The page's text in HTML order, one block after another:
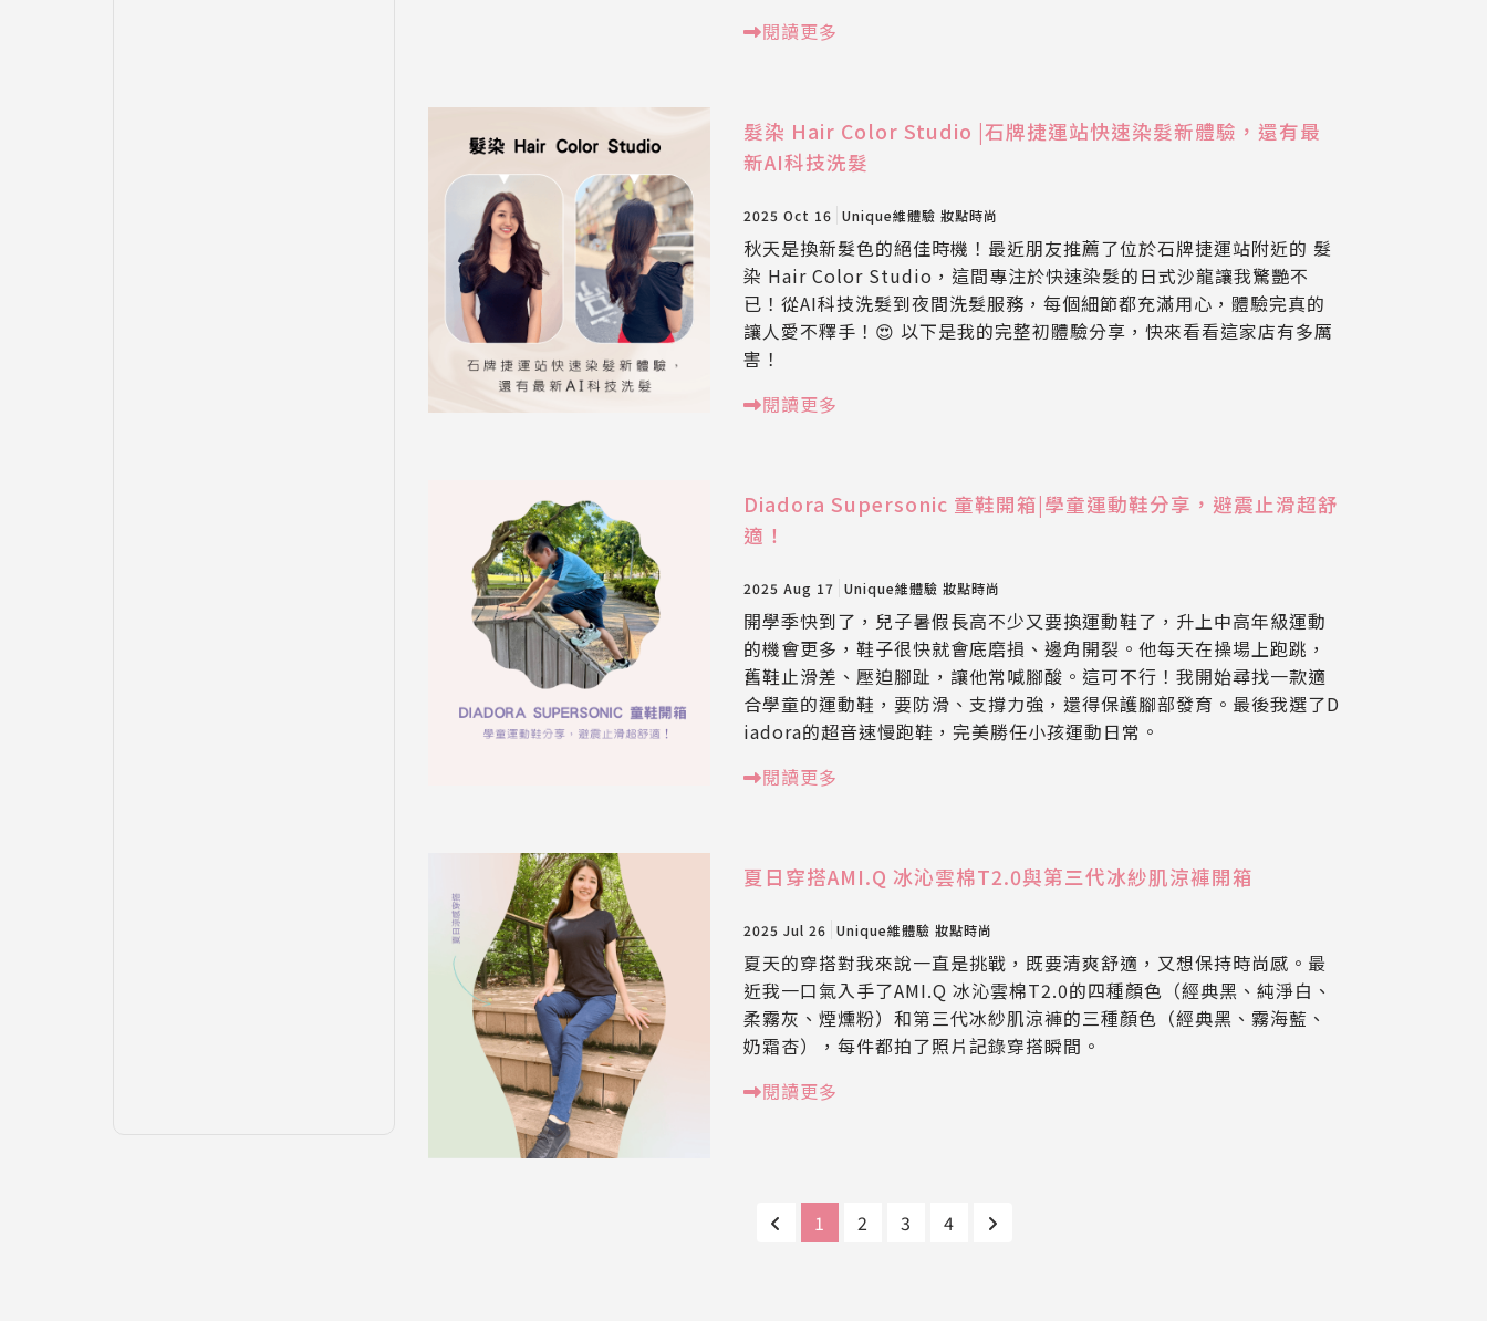
閱讀更多
髮染 Hair Color Studio |石牌捷運站快速染髮新體驗，還有最
新AI科技洗髮
2025 Oct 16 Unique維體驗 妝點時尚
秋天是換新髮色的絕佳時機！最近朋友推薦了位於石牌捷運站附近的 髮
染 Hair Color Studio，這間專注於快速染髮的日式沙龍讓我驚艷不
已！從AI科技洗髮到夜間洗髮服務，每個細節都充滿用心，體驗完真的
讓人愛不釋手！😍 以下是我的完整初體驗分享，快來看看這家店有多厲
害！
閱讀更多
Diadora Supersonic 童鞋開箱|學童運動鞋分享，避震止滑超舒
適！
2025 Aug 17 Unique維體驗 妝點時尚
開學季快到了，兒子暑假長高不少又要換運動鞋了，升上中高年級運動
的機會更多，鞋子很快就會底磨損、邊角開裂。他每天在操場上跑跳，
舊鞋止滑差、壓迫腳趾，讓他常喊腳酸。這可不行！我開始尋找一款適
合學童的運動鞋，要防滑、支撐力強，還得保護腳部發育。最後我選了D
iadora的超音速慢跑鞋，完美勝任小孩運動日常。
閱讀更多
夏日穿搭AMI.Q 冰沁雲棉T2.0與第三代冰紗肌涼褲開箱
2025 Jul 26 Unique維體驗 妝點時尚
夏天的穿搭對我來說一直是挑戰，既要清爽舒適，又想保持時尚感。最
近我一口氣入手了AMI.Q 冰沁雲棉T2.0的四種顏色（經典黑、純淨白、
柔霧灰、煙燻粉）和第三代冰紗肌涼褲的三種顏色（經典黑、霧海藍、
奶霜杏），每件都拍了照片記錄穿搭瞬間。
閱讀更多
1 2 3 4